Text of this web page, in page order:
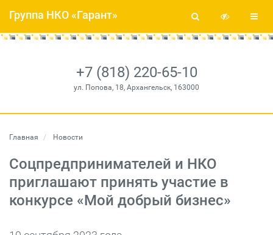
+7 (818) 220-65-10
ул. Попова, 18, Архангельск, 163000
Группа НКО «Гарант»
Главная Новости
Соцпредпринимателей и НКО
приглашают принять участие в
конкурсе «Мой добрый бизнес»